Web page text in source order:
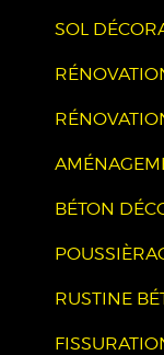
SOL
BÉTON
RUSTINE